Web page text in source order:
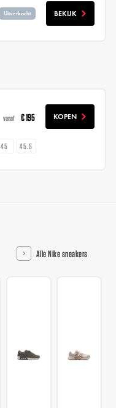
Uitverkocht BEKIJK
vanaf € 195 KOPEN
45 45.5
Alle Nike sneakers